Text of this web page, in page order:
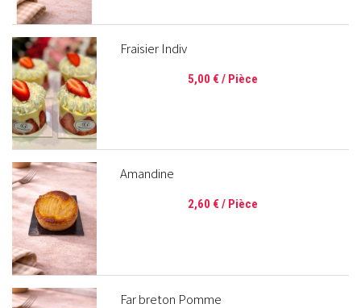
Fraisier Indiv
5,00 € / Pièce
Amandine
2,60 € / Pièce
Far breton Pomme